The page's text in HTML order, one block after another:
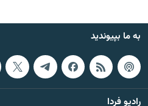
به ما بپیوندید
رادیو فردا